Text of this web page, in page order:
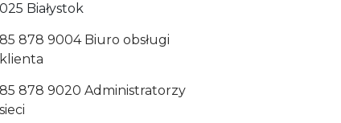
025 Białystok
85 878 9004 Biuro obsługi
klienta
85 878 9020 Administratorzy
sieci